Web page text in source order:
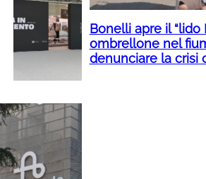
Bonelli apre il “lido
ombrellone nel
denunciare la crisi